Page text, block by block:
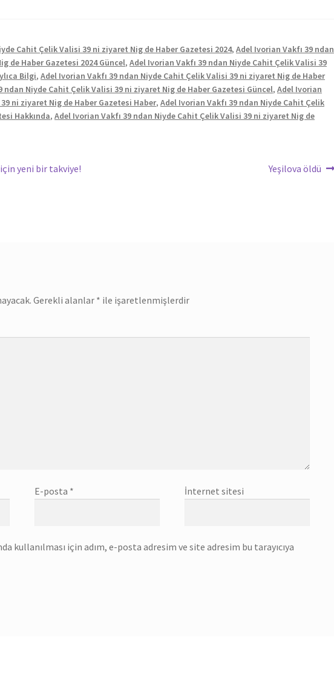
Cahit Çelik Valisi 39 ni ziyaret Nig de Haber Gazetesi 2024,Adel Ivorian Vakfı 39 ndan
de Haber Gazetesi 2024 Güncel,Adel Ivorian Vakfı 39 ndan Niyde Cahit Çelik Valisi 39
Bilgi,Adel Ivorian Vakfı 39 ndan Niyde Cahit Çelik Valisi 39 ni ziyaret Nig de Haber
ndan Niyde Cahit Çelik Valisi 39 ni ziyaret Nig de Haber Gazetesi Güncel,Adel Ivorian
ni ziyaret Nig de Haber Gazetesi Haber,Adel Ivorian Vakfı 39 ndan Niyde Cahit Çelik
Hakkında,Adel Ivorian Vakfı 39 ndan Niyde Cahit Çelik Valisi 39 ni ziyaret Nig de
yeni bir takviye!
Sonraki
Yeşilova öldü
Gerekli alanlar * ile işaretlenmişlerdir
E-posta * İnternet sitesi
kullanılması için adım, e-posta adresim ve site adresim bu tarayıcıya